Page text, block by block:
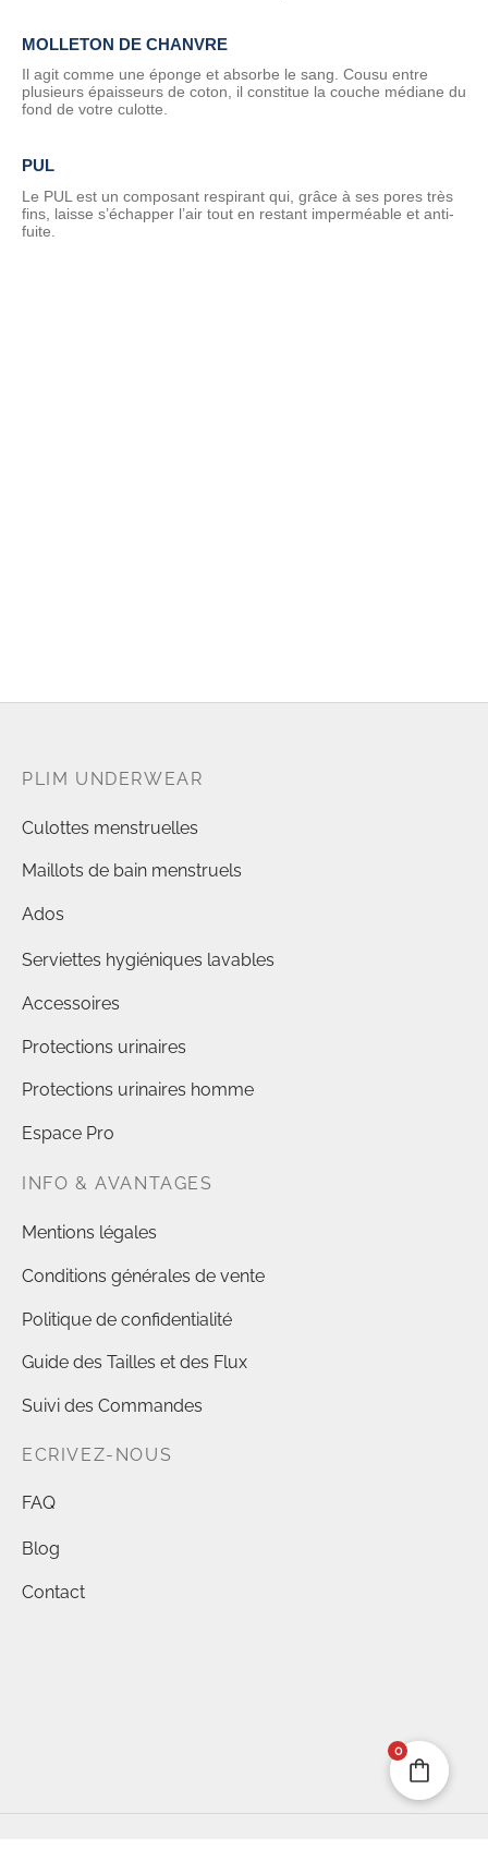
MOLLETON DE CHANVRE
Il agit comme une éponge et absorbe le sang. Cousu entre
plusieurs épaisseurs de coton, il constitue la couche médiane du
fond de votre culotte.
PUL
Le PUL est un composant respirant qui, grâce à ses pores très
fins, laisse s’échapper l’air tout en restant imperméable et anti-
fuite.
INFO & AVANTAGES
Mentions légales
Conditions générales de vente
Politique de confidentialité
Guide des Tailles et des Flux
Suivi des Commandes
ECRIVEZ-NOUS
FAQ
Blog
Contact
PLIM UNDERWEAR
Culottes menstruelles
Maillots de bain menstruels
Ados
Serviettes hygiéniques lavables
Accessoires
Protections urinaires
Protections urinaires homme
Espace Pro
0